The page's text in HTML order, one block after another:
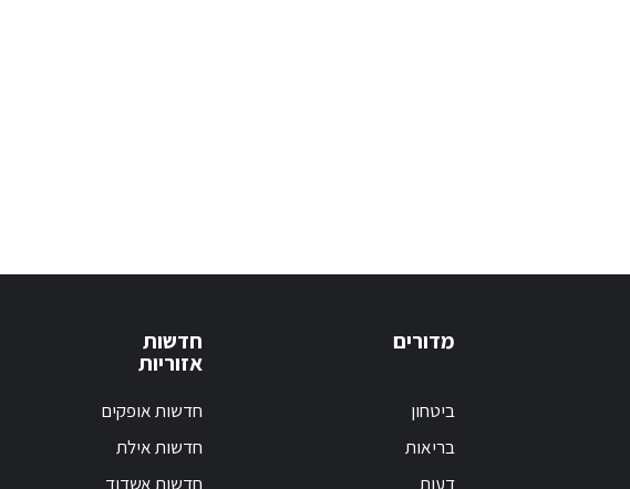
מדורים
ביטחון
בריאות
דעות
חדשות
אזוריות
חדשות אופקים
חדשות אילת
חדשות אשדוד